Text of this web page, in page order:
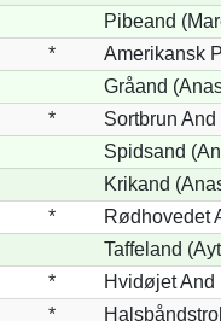
Pibeand
*
Amerikansk
Gråand
*
Sortbrun
Spidsand
Krikand
*
Rødhovedet
Taffeland
*
Hvidøjet And
*